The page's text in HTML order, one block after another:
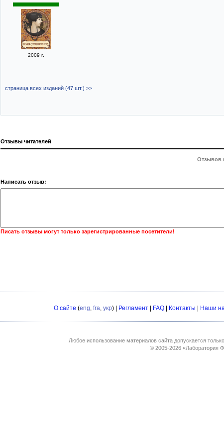
2009 г.
страница всех изданий (47 шт.) >>
Отзывы читателей
Отзывов
Написать отзыв:
Писать отзывы могут только зарегистрированные посетители!
О сайте (eng, fra, укр) | Регламент FAQ Контакты Наши
Любое использование материалов сайта допускается
© 2005-2026 «Лаборатория